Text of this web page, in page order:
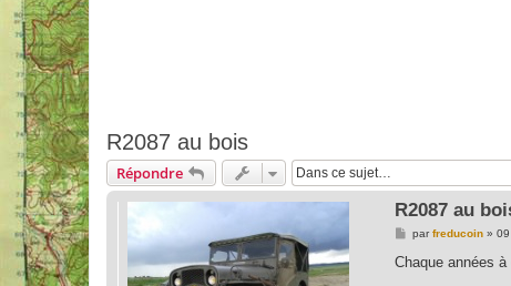
R2087 au bois
Répondre
R2087 au
M
s
parfreducoin»
Chaque années